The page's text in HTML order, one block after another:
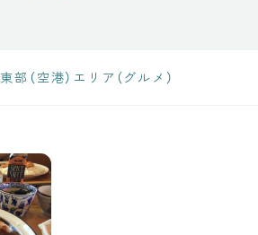
東部（空港）エリア（グルメ）